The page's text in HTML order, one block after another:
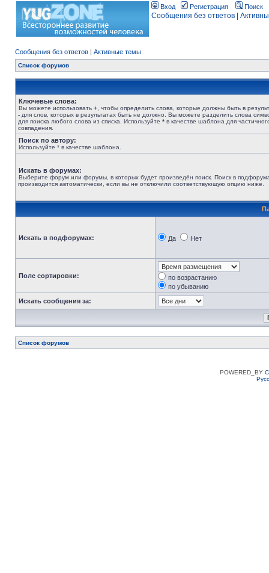
Вход Регистрация Поиск
Сообщения без ответов
Сообщения без ответов | Активные темы
Список форумов
Ключевые слова:
Вы можете использовать + , чтобы определить слова, которые должны быть в
- для слов, которых в результатах быть не должно. Вы можете разделить слова
для поиска любого слова из списка. Используйте * в качестве шаблона для
совпадения.
Поиск по автору:
Используйте * в качестве шаблона.
Искать в форумах:
Выберите форум или форумы, в которых будет произведён поиск. Поиск в
производится автоматически, если вы не отключили соответствующую опцию ниже.
Искать в подфорумах: Да Нет
Поле сортировки:
по возрастанию
по убыванию
Искать сообщения за:
Список форумов
POWERED_BY